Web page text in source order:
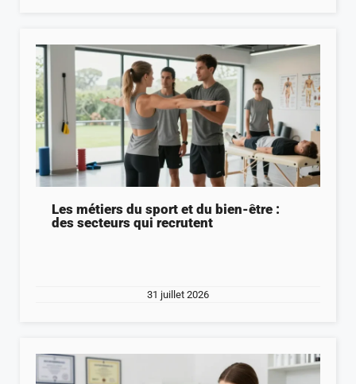
Les métiers du sport et du bien-être :
des secteurs qui recrutent
31 juillet 2026